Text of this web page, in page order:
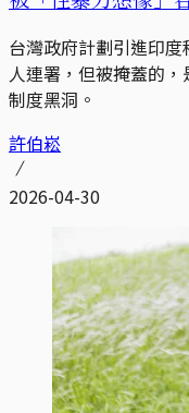
台灣政府計劃引進印
人連署，但被掩蓋的
制度黑洞。
許伯崧
2026-04-30